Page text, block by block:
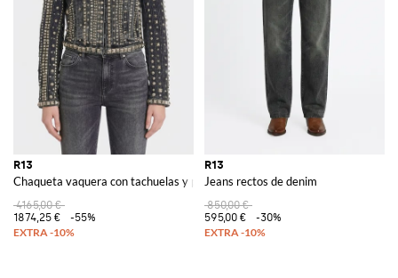
R13
Chaqueta vaquera con tachuelas y pedrería
4165,00 €
1874,25 €
-55%
R13
Jeans rectos de denim
850,00 €
595,00 €
-30%